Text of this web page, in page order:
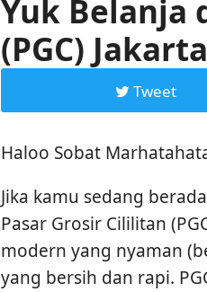
Yuk Belanja
(PGC) Jakarta
Tweet
Haloo Sobat
Jika kamu sedang
Pasar Grosir Cililitan
modern yang nyaman
yang bersih dan rapi.